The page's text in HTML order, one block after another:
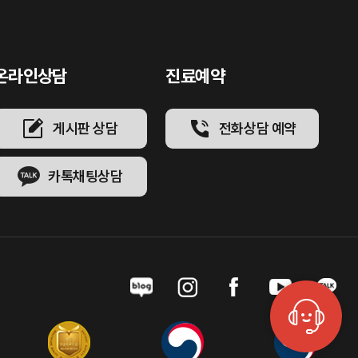
게시판 문의
라인상담
게시판 상담
카톡채팅상담
진료예약
전화상담 예약